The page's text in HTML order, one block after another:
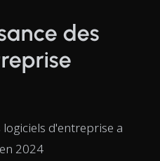
des
d'entreprise a
2024